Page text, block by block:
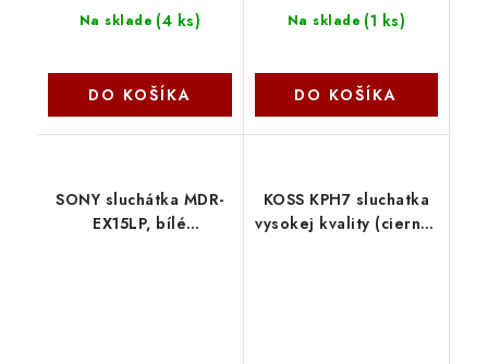
Na sklade (4 ks)
DO KOŠÍKA
Na sklade (1 ks)
DO KOŠÍKA
SONY sluchátka MDR-
EX15LP, bílé
KOSS KPH7 sluchatka
vysokej kvality (cierne)